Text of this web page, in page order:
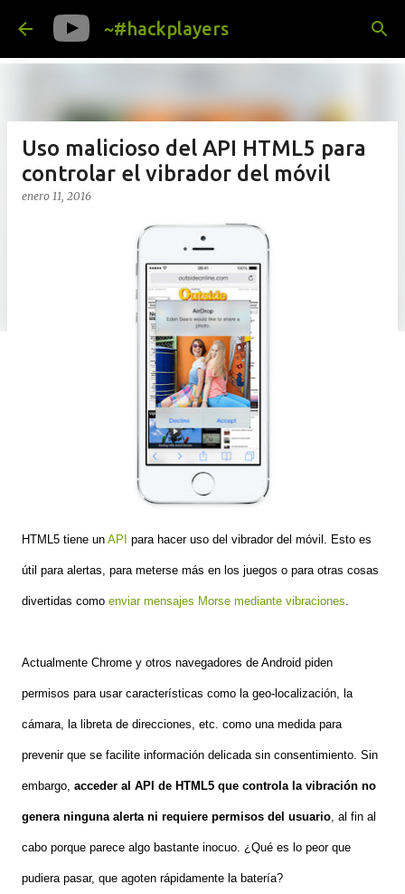
Ir al contenido principal
~#hackplayers
Uso malicioso del API HTML5 para
controlar el vibrador del móvil
enero 11, 2016
HTML5 tiene un API para hacer uso del vibrador del móvil. Esto es
útil para alertas, para meterse más en los juegos o para otras cosas
divertidas como enviar mensajes Morse mediante vibraciones
Actualmente Chrome y otros navegadores de Android piden
permisos para usar características como la geo-localización, la
cámara, la libreta de direcciones, etc. como una medida para
prevenir que se facilite información delicada sin consentimiento. Sin
embargo, acceder al API de HTML5 que controla la vibración no
genera ninguna alerta ni requiere permisos del usuario , al fin al
cabo porque parece algo bastante inocuo. ¿Qué es lo peor que
pudiera pasar, que agoten rápidamente la batería?